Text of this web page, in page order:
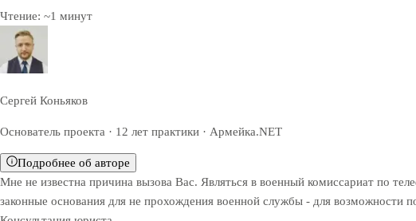
Чтение: ~1 минут
Сергей Коньяков
Основатель проекта · 12 лет практики · Армейка.NET
Подробнее об авторе
Мне не известна причина вызова Вас. Являться в военный комиссариат по
законные основания для не прохождения военной службы - для возможности